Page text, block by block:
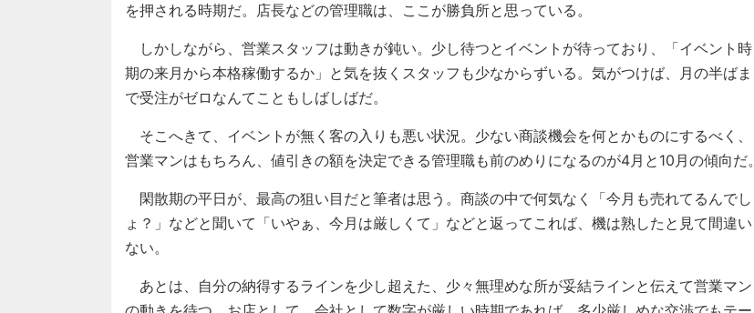
を押される時期だ。店長などの管理職は、ここが勝負所と思っている。
しかしながら、営業スタッフは動きが鈍い。少し待つとイベントが待っており、「イベント時
期の来月から本格稼働するか」と気を抜くスタッフも少なからずいる。気がつけば、月の半ばま
で受注がゼロなんてこともしばしばだ。
そこへきて、イベントが無く客の入りも悪い状況。少ない商談機会を何とかものにするべく、
営業マンはもちろん、値引きの額を決定できる管理職も前のめりになるのが4月と10月の傾向だ。
閑散期の平日が、最高の狙い目だと筆者は思う。商談の中で何気なく「今月も売れてるんでし
ょ？」などと聞いて「いやぁ、今月は厳しくて」などと返ってこれば、機は熟したと見て間違い
ない。
あとは、自分の納得するラインを少し超えた、少々無理めな所が妥結ラインと伝えて営業マン